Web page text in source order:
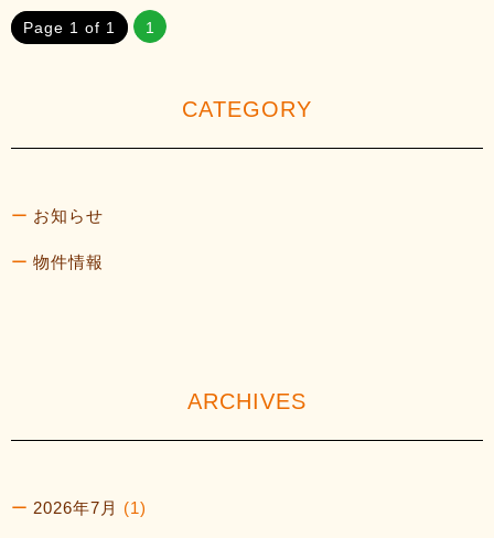
Page 1 of 1 1
CATEGORY
お知らせ
物件情報
ARCHIVES
2026年7月 (1)